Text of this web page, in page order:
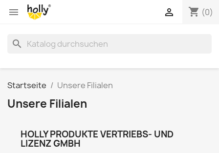
 shopping_cart (0)

search
Startseite Unsere Filialen
Unsere Filialen
HOLLY PRODUKTE VERTRIEBS- UND
LIZENZ GMBH